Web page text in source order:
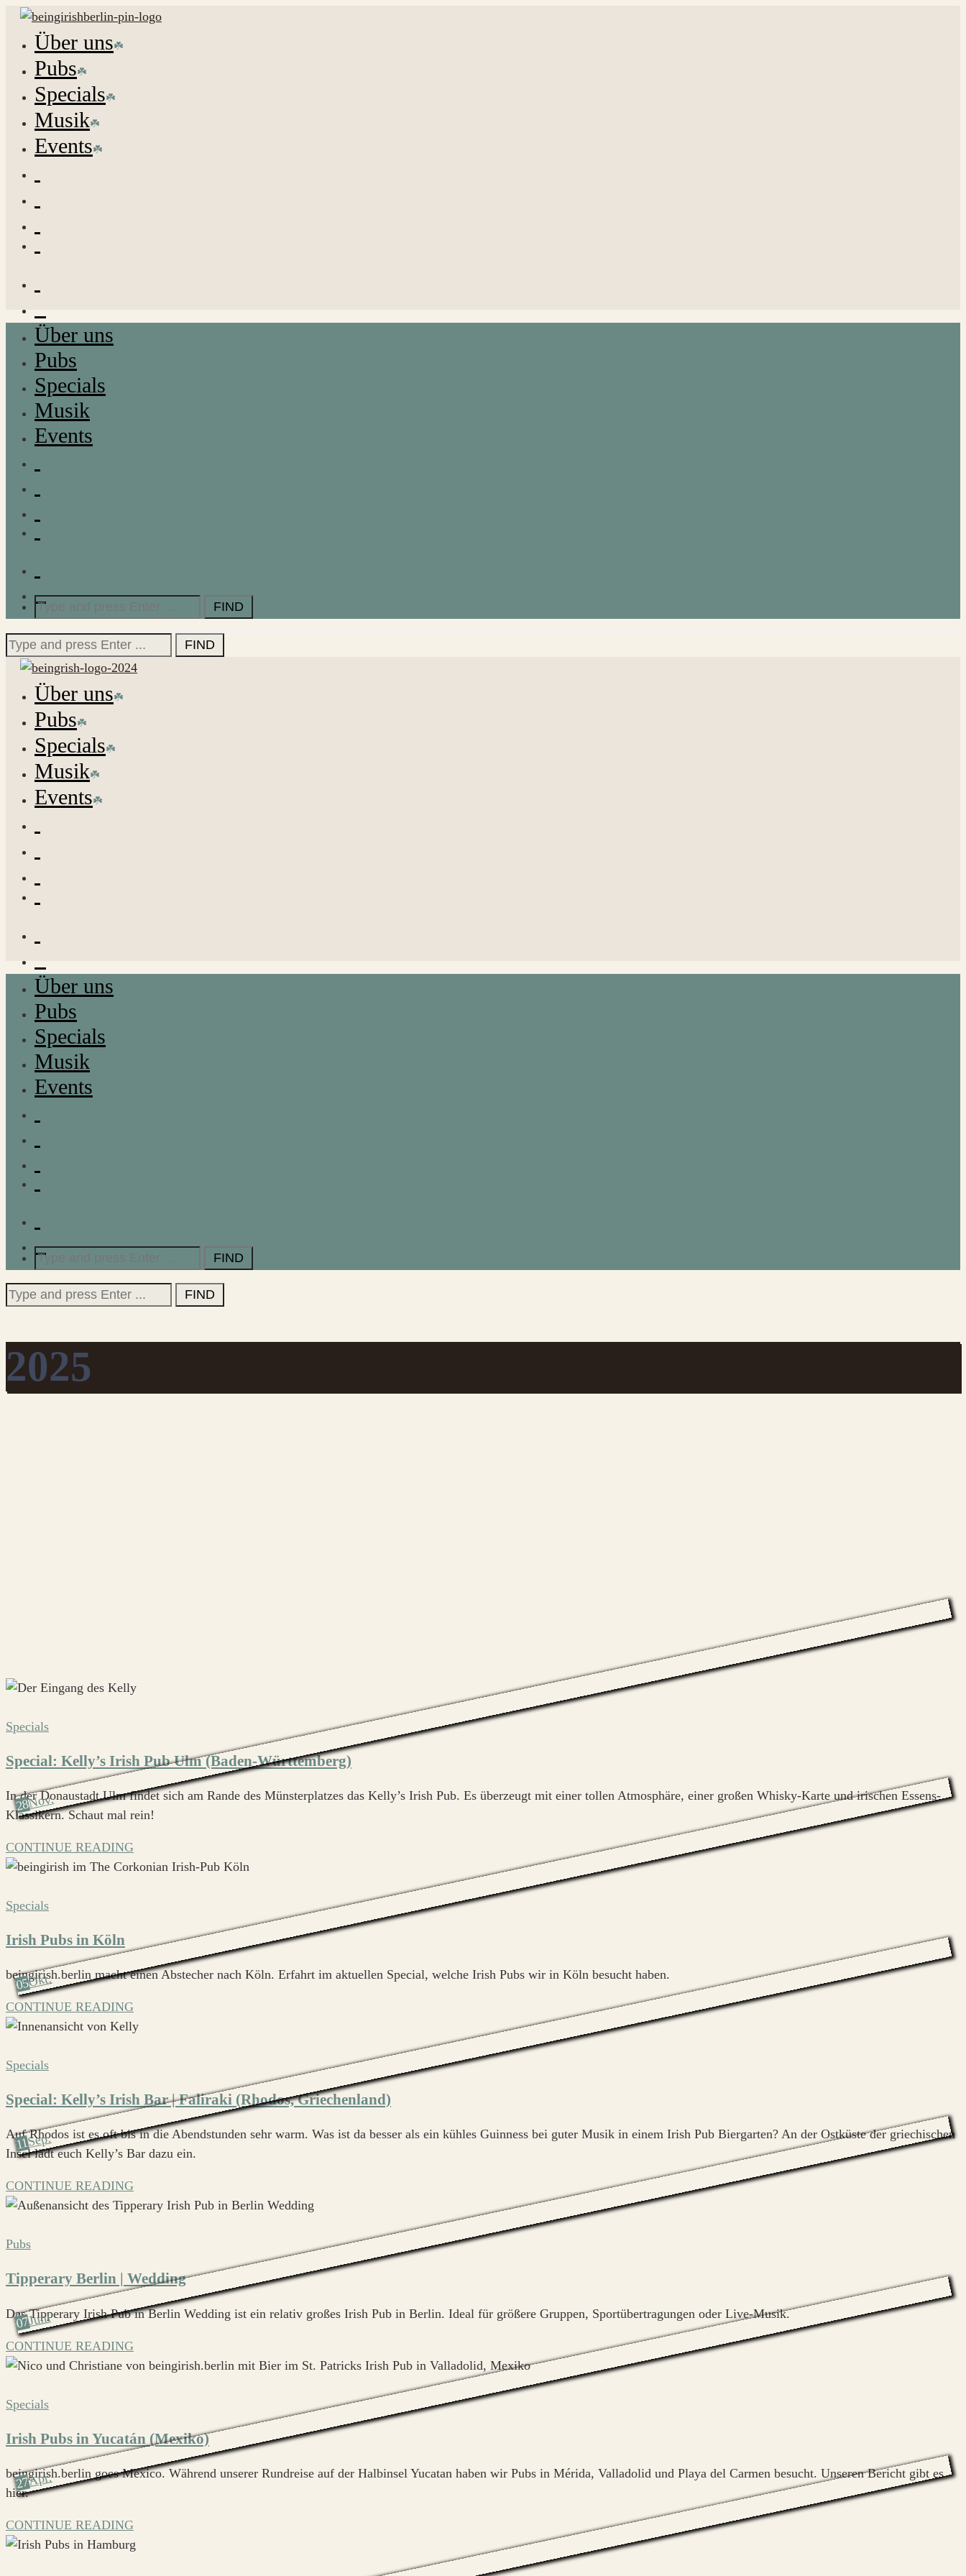
Über uns
Pubs
Specials
Musik
Events
Über uns
Pubs
Specials
Musik
Events
Search
for:
Search
for:
Über uns
Pubs
Specials
Musik
Events
Über uns
Pubs
Specials
Musik
Events
Search
for:
Search
for:
2025
28Nov.
Specials
Special: Kelly’s Irish Pub Ulm (Baden-Württemberg)
In der Donaustadt Ulm findet sich am Rande des Münsterplatzes das Kelly’s Irish Pub. Es überzeugt mit einer tollen Atmosphäre, einer großen Whisky-Karte und irischen Essens-
Klassikern. Schaut mal rein!
CONTINUE READING
05Okt.
Specials
Irish Pubs in Köln
beingirish.berlin macht einen Abstecher nach Köln. Erfahrt im aktuellen Special, welche Irish Pubs wir in Köln besucht haben.
CONTINUE READING
11Sep.
Specials
Special: Kelly’s Irish Bar | Faliraki (Rhodos, Griechenland)
Auf Rhodos ist es oft bis in die Abendstunden sehr warm. Was ist da besser als ein kühles Guinness bei guter Musik in einem Irish Pub Biergarten? An der Ostküste der griechischen
Insel lädt euch Kelly’s Bar dazu ein.
CONTINUE READING
07Juni
Pubs
Tipperary Berlin | Wedding
Das Tipperary Irish Pub in Berlin Wedding ist ein relativ großes Irish Pub in Berlin. Ideal für größere Gruppen, Sportübertragungen oder Live-Musik.
CONTINUE READING
27Apr.
Specials
Irish Pubs in Yucatán (Mexiko)
beingirish.berlin goes Mexico. Während unserer Rundreise auf der Halbinsel Yucatan haben wir Pubs in Mérida, Valladolid und Playa del Carmen besucht. Unseren Bericht gibt es
hier.
CONTINUE READING